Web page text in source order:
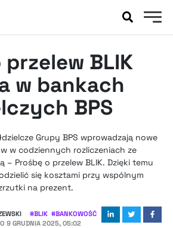
przelew BLIK
w bankach
BPS
Grupy BPS wprowadzają nowe
w codziennych rozliczeniach ze
– Prośbę o przelew BLIK. Dzięki temu
się kosztami przy wspólnym
na prezent.
#BLIK #BANKOWOŚĆ
9 GRUDNIA 2025, 05:02